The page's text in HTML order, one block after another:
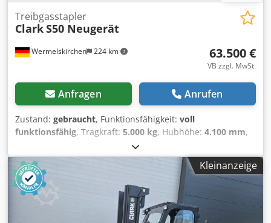
Wermelskirchen 224 km
Treibgasstapler
ClarkS50 Neugerät
63.500 €
VB zzgl. MwSt.
Anfragen Anrufen
Zustand: gebraucht, Funktionsfähigkeit: voll
funktionsfähig, Tragkraft: 5.000 kg, Hubhöhe: 4.100 mm,
, Kraftstofftyp:
Bauhöhe:2.224 mm, Gabellänge:1.830 mm, Antriebsart:
Treibgas
, Treibgasstapler Gabelbreite: 1350 mm Masttyp:
Triplex Zustand Technisch: Neu Dsdpfsy Hapfox Apmsck
Bereifung vorne Typ: Superelastik Bereifung hinten Typ:
Superelastik
Kleinanzeige